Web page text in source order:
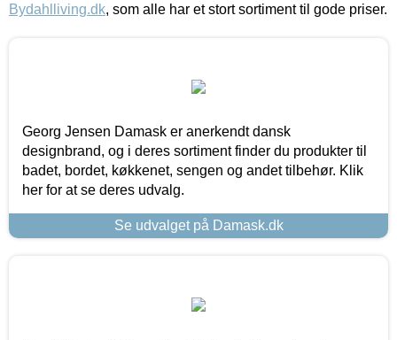
Bydahlliving.dk, som alle har et stort sortiment til gode priser.
Georg Jensen Damask er anerkendt dansk
designbrand, og i deres sortiment finder du produkter til
badet, bordet, køkkenet, sengen og andet tilbehør. Klik
her for at se deres udvalg.
Se udvalget på Damask.dk